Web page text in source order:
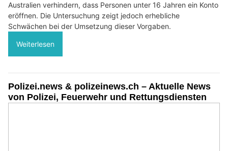
Australien verhindern, dass Personen unter 16 Jahren ein Konto
eröffnen. Die Untersuchung zeigt jedoch erhebliche
Schwächen bei der Umsetzung dieser Vorgaben.
Weiterlesen
Polizei.news & polizeinews.ch – Aktuelle News
von Polizei, Feuerwehr und Rettungsdiensten